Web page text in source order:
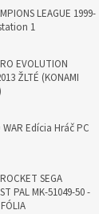
LEAGUE 1999-
1
EVOLUTION
ŽLTÉ (KONAMI
WAR Edícia Hráč PC
SEGA
PAL MK-51049-50 -